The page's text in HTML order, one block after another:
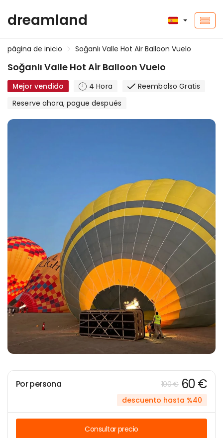
dreamland
página de inicio Soğanlı Valle Hot Air Balloon Vuelo
Soğanlı Valle Hot Air Balloon Vuelo
Mejor vendido 4 Hora
Reembolso Gratis
Reserve ahora, pague después
Por persona 100 € 60 €
descuento hasta %40
Consultar precio